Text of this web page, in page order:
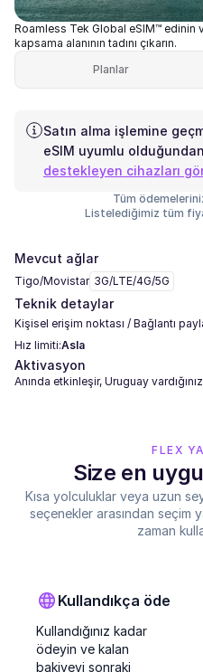
Roamless Tek Global eSIM™ edinin
kapsama alanının tadını çıkarın.
Planlar
Satın alma işlemine
eSIM uyumlu
destekleyen cihazları
Tüm
Listelediğimiz tüm
Mevcut ağlar
Tigo/Movistar 3G/LTE/4G/5G
Teknik detaylar
Kişisel erişim noktası / Bağlantı
Hız limiti:Asla
Aktivasyon
Anında etkinleşir, Uruguay
FLEX
Size en
Kısa yolculuklar veya uzun
seçenekler arasından seçim
zaman
Kullandıkça öde
Kullandığınız kadar
ödeyin ve kalan
bakiyeyi sonraki